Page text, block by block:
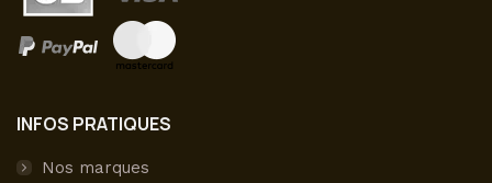
INFOS PRATIQUES
Nos marques